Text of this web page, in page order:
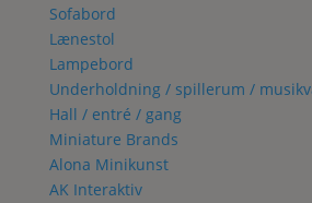
Sofabord
Lænestol
Lampebord
Underholdning / spillerum /
Hall / entré / gang
Miniature Brands
Alona Minikunst
AK Interaktiv